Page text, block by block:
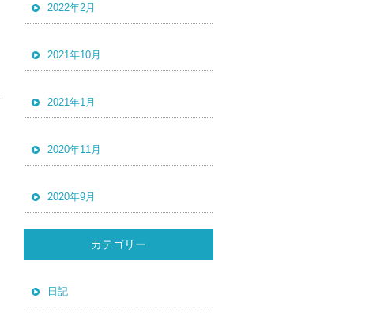
2022年2月
2021年10月
2021年1月
2020年11月
2020年9月
カテゴリー
日記